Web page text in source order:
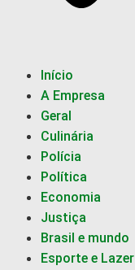
Início
A Empresa
Geral
Culinária
Polícia
Política
Economia
Justiça
Brasil e mundo
Esporte e Lazer